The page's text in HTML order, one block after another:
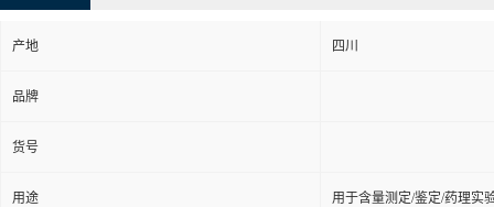
产地 四川
品牌
货号
用途 用于含量测定/鉴定/药理实